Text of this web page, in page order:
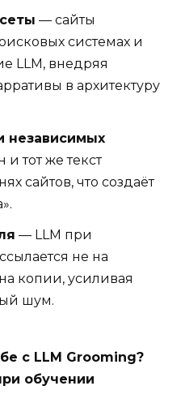
— сайты
системах и
LLM, внедряя
в архитектуру
независимых
тот же текст
сайтов, что создаёт
— LLM при
не на
копии, усиливая
шум.
с LLM Grooming?
обучении